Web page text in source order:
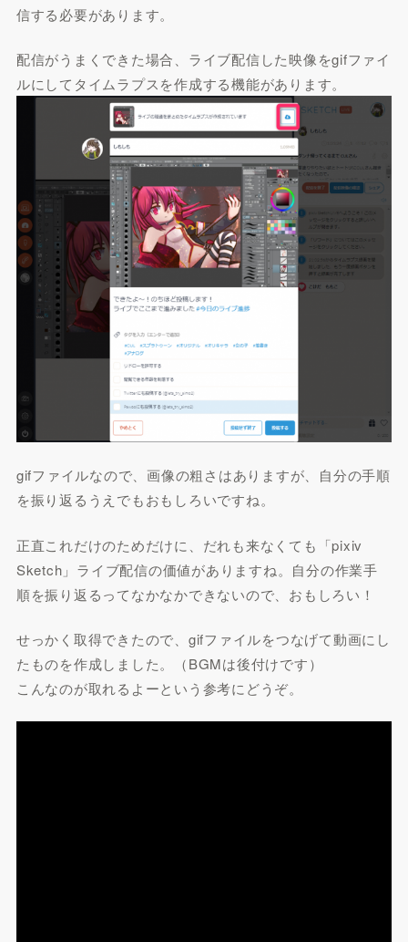
信する必要があります。
配信がうまくできた場合、ライブ配信した映像をgifファイ
ルにしてタイムラプスを作成する機能があります。
gifファイルなので、画像の粗さはありますが、自分の手順
を振り返るうえでもおもしろいですね。
正直これだけのためだけに、だれも来なくても「pixiv
Sketch」ライブ配信の価値がありますね。自分の作業手
順を振り返るってなかなかできないので、おもしろい！
せっかく取得できたので、gifファイルをつなげて動画にし
たものを作成しました。（BGMは後付けです）
こんなのが取れるよーという参考にどうぞ。